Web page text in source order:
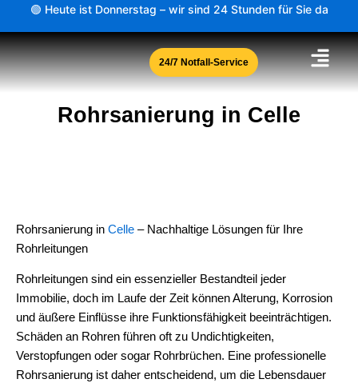
springen
🟢 Heute ist Donnerstag – wir sind 24 Stunden für Sie da
24/7 Notfall-Service
Rohrsanierung in Celle
Rohrsanierung in Celle – Nachhaltige Lösungen für Ihre
Rohrleitungen
Rohrleitungen sind ein essenzieller Bestandteil jeder
Immobilie, doch im Laufe der Zeit können Alterung, Korrosion
und äußere Einflüsse ihre Funktionsfähigkeit beeinträchtigen.
Schäden an Rohren führen oft zu Undichtigkeiten,
Verstopfungen oder sogar Rohrbrüchen. Eine professionelle
Rohrsanierung ist daher entscheidend, um die Lebensdauer